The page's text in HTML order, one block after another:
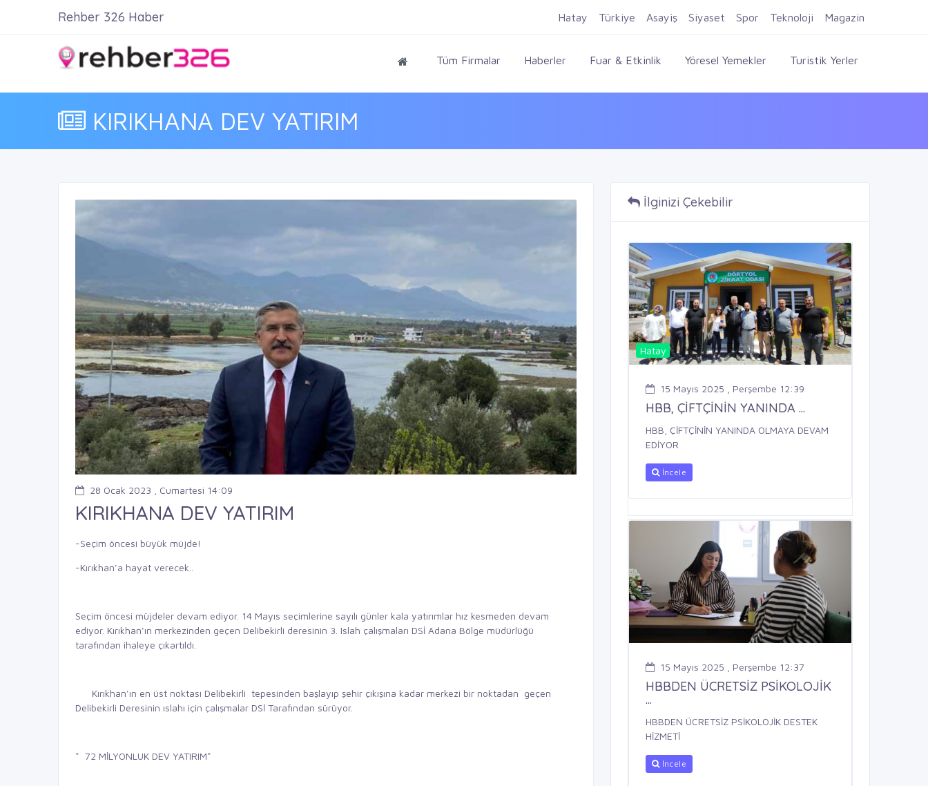
Firma Ekle Kayıt Ol Giriş Yap
Tüm Firmalar Haberler Fuar & Etkinlik Yöresel Yemekler Turistik Yerler
KIRIKHANA DEV YATIRIM
Rehber 326 Haber Hatay Türkiye Asayiş Siyaset Spor Teknoloji Magazin
28 Ocak 2023 , Cumartesi 14:09
KIRIKHANA DEV YATIRIM
-Seçim öncesi büyük müjde!
-Kırıkhan’a hayat verecek..
Seçim öncesi müjdeler devam ediyor. 14 Mayıs seçimlerine sayılı günler kala yatırımlar hız kesmeden devam
ediyor. Kırıkhan’ın merkezinden geçen Delibekirli deresinin 3. Islah çalışmaları DSİ Adana Bölge müdürlüğü
tarafından ihaleye çıkartıldı.
Kırıkhan’ın en üst noktası Delibekirli tepesinden başlayıp şehir çıkışına kadar merkezi bir noktadan geçen
Delibekirli Deresinin ıslahı için çalışmalar DSİ Tarafından sürüyor.
* 72 MİLYONLUK DEV YATIRIM*
İlginizi Çekebilir
Hatay
15 Mayıs 2025 , Perşembe 12:39
HBB, ÇİFTÇİNİN YANINDA ...
HBB, ÇİFTÇİNİN YANINDA OLMAYA DEVAM
EDİYOR
İncele
15 Mayıs 2025 , Perşembe 12:37
HBBDEN ÜCRETSİZ PSİKOLOJİK
...
HBBDEN ÜCRETSİZ PSİKOLOJİK DESTEK
HİZMETİ
İncele